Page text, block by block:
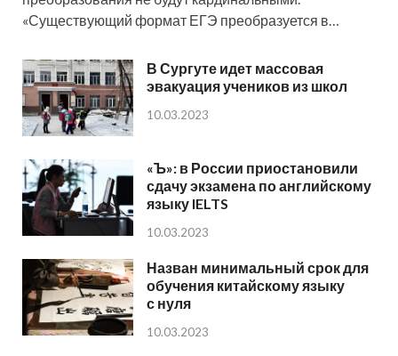
«Существующий формат ЕГЭ преобразуется в…
В Сургуте идет массовая
эвакуация учеников из школ
10.03.2023
«Ъ»: в России приостановили
сдачу экзамена по английскому
языку IELTS
10.03.2023
Назван минимальный срок для
обучения китайскому языку
с нуля
10.03.2023